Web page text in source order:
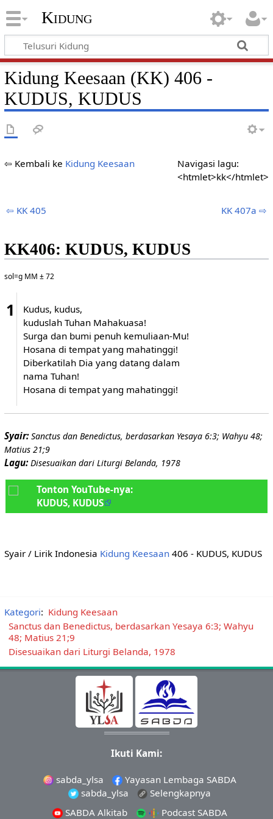
Kidung
Kidung Keesaan (KK) 406 -
KUDUS, KUDUS
Navigasi lagu:
<htmlet>kk</htmlet>
⇦ Kembali ke Kidung Keesaan
⇦ KK 405 KK 407a ⇨
KK406: KUDUS, KUDUS
sol=g MM ± 72
1
Kudus, kudus,
kuduslah Tuhan Mahakuasa!
Surga dan bumi penuh kemuliaan-Mu!
Hosana di tempat yang mahatinggi!
Diberkatilah Dia yang datang dalam
nama Tuhan!
Hosana di tempat yang mahatinggi!
Syair: Sanctus dan Benedictus, berdasarkan Yesaya 6:3; Wahyu 48;
Matius 21;9
Lagu: Disesuaikan dari Liturgi Belanda, 1978
Tonton YouTube-nya:
KUDUS, KUDUS
Syair / Lirik Indonesia Kidung Keesaan406 - KUDUS, KUDUS
Kategori: Kidung Keesaan
Sanctus dan Benedictus, berdasarkan Yesaya 6:3; Wahyu
48; Matius 21;9
Disesuaikan dari Liturgi Belanda, 1978
Ikuti Kami:
sabda_ylsa
Yayasan Lembaga SABDA
sabda_ylsa
Selengkapnya
SABDA Alkitab
Podcast SABDA